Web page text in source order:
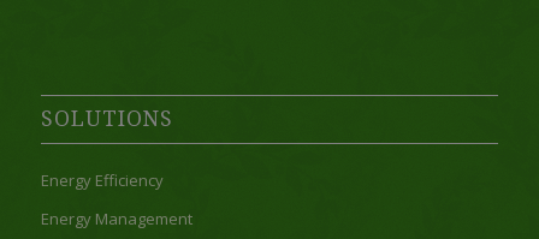
SOLUTIONS
Energy Efficiency
Energy Management